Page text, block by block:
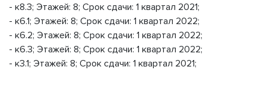
- к8.3; Этажей: 8; Срок сдачи: 1 квартал 2021;
- к6.1; Этажей: 8; Срок сдачи: 1 квартал 2022;
- к6.2; Этажей: 8; Срок сдачи: 1 квартал 2022;
- к6.3; Этажей: 8; Срок сдачи: 1 квартал 2022;
- к3.1; Этажей: 8; Срок сдачи: 1 квартал 2021;